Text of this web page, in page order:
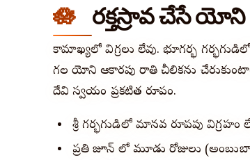
రక్తస్రావ చేసే యోని
కామాఖ్యలో విగ్రహాలు లేవు. భూగర్భ
గల యోని ఆకారపు రాతి చీలికను
దేవి స్వయం ప్రకటిత రూపం.
శ్రీ గర్భగుడిలో మానవ రూపపు
ప్రతి జూన్ లో మూడు రోజులు